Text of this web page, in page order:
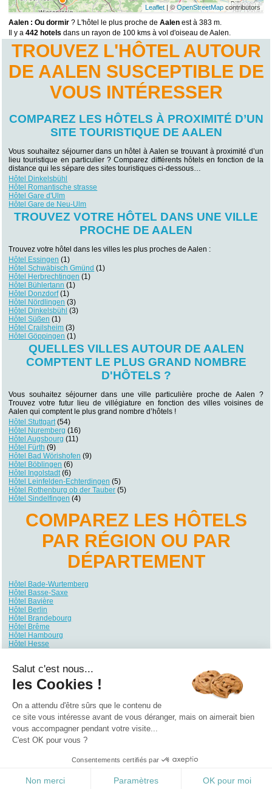
Leaflet| ©OpenStreetMapcontributors
Aalen : Ou dormir ? L'hôtel le plus proche deAalen est à 383 m.
Il y a442 hotels dans un rayon de 100 kms à vol d'oiseau de Aalen.
TROUVEZ L'HÔTEL AUTOUR
DE AALEN SUSCEPTIBLE DE
VOUS INTÉRESSER
COMPAREZ LES HÔTELS À PROXIMITÉ D’UN
SITE TOURISTIQUE DE AALEN
Vous souhaitez séjourner dans un hôtel à Aalen se trouvant à proximité d’un
lieu touristique en particulier ? Comparez différents hôtels en fonction de la
distance qui les sépare des sites touristiques ci-dessous…
Hôtel Dinkelsbühl
Hôtel Romantische strasse
Hôtel Gare d'Ulm
Hôtel Gare de Neu-Ulm
TROUVEZ VOTRE HÔTEL DANS UNE VILLE
PROCHE DE AALEN
Trouvez votre hôtel dans les villes les plus proches de Aalen :
Hôtel Essingen (1)
Hôtel Schwäbisch Gmünd (1)
Hôtel Herbrechtingen (1)
Hôtel Bühlertann (1)
Hôtel Donzdorf(1)
Hôtel Nördlingen (3)
Hôtel Dinkelsbühl (3)
Hôtel Süßen (1)
Hôtel Crailsheim (3)
Hôtel Göppingen (1)
QUELLES VILLES AUTOUR DE AALEN
COMPTENT LE PLUS GRAND NOMBRE
D'HÔTELS ?
Vous souhaitez séjourner dans une ville particulière proche de Aalen ?
Trouvez votre futur lieu de villégiature en fonction des villes voisines de
Aalen qui comptent le plus grand nombre d’hôtels !
Hôtel Stuttgart(54)
Hôtel Nuremberg (16)
Hôtel Augsbourg (11)
Hôtel Fürth (9)
Hôtel Bad Wörishofen (9)
Hôtel Böblingen (6)
Hôtel Ingolstadt(6)
Hôtel Leinfelden-Echterdingen (5)
Hôtel Rothenburg ob der Tauber (5)
Hôtel Sindelfingen (4)
COMPAREZ LES HÔTELS
PAR RÉGION OU PAR
DÉPARTEMENT
Hôtel Bade-Wurtemberg
Hôtel Basse-Saxe
Hôtel Bavière
Hôtel Berlin
Hôtel Brandebourg
Hôtel Brême
Hôtel Hambourg
Hôtel Hesse
Hôtel Rhénanie-Palatinat
Hôtel Sarre
Hôtel Saxe
Hôtel Schleswig-Holstein
Qui sommes nous ? |Contactez-nous
0.21
Salut c'est nous...
les Cookies !
On a attendu d'être sûrs que le contenu de
ce site vous intéresse avant de vous déranger, mais on aimerait bien
vous accompagner pendant votre visite...
C'est OK pour vous ?
Consentements certifiés par
Non merci Paramètres OK pour moi